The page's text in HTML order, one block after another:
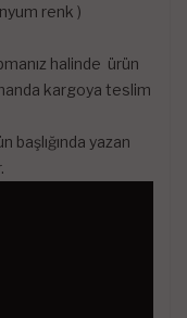
renk )
halinde ürün
kargoya teslim
başlığında yazan